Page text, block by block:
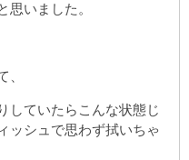
思いました。
、
していたらこんな状態じ
ッシュで思わず拭いちゃ